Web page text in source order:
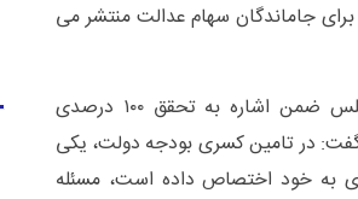
جاماندگان سهام عدالت منتشر می
سید احسان خاندوزی با حضور در صحن مجلس ضمن اشاره به تحقق ۱۰۰ درصدی
که در بودجه ۱۴۰۱ آمده بود، گفت: در تامین کسری بودجه دولت، یکی
به خود اختصاص داده است، مسئله